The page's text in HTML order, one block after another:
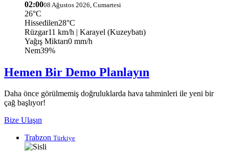
02:0008 Ağustos 2026, Cumartesi
26°C
Hissedilen28°C
Rüzgar11 km/h | Karayel (Kuzeybatı)
Yağış Miktarı0 mm/h
Nem39%
Hemen Bir Demo Planlayın
Daha önce görülmemiş doğruluklarda hava tahminleri ile yeni bir
çağ başlıyor!
Bize Ulaşın
Trabzon Türkiye